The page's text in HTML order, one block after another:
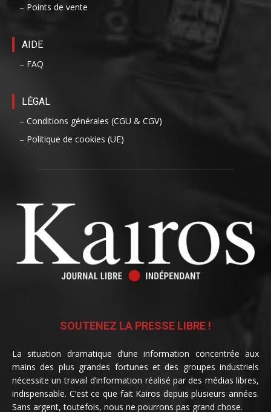
– Points de vente
AIDE
– FAQ
LÉGAL
– Conditions générales (CGU & CGV)
– Politique de cookies (UE)
SOUTENEZ LA PRESSE LIBRE !
La situation dramatique d’une information concentrée aux
mains des plus grandes fortunes et des groupes industriels
nécessite un travail d’information réalisé par des médias libres,
indispensable. C’est ce que fait Kairos depuis plusieurs années.
Sans argent, toutefois, nous ne pourrons pas grand chose.